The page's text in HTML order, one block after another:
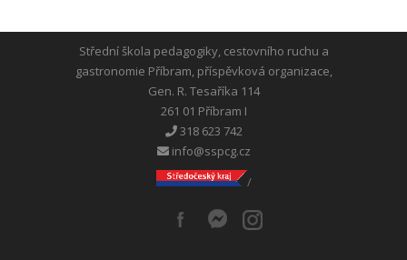
Střední škola pedagogiky, cestovního ruchu a
gastronomie Příbram, příspěvková organizace,
Gen. R. Tesaříka 114
261 01 Příbram I
318 623 742
info@sspcg.cz
/